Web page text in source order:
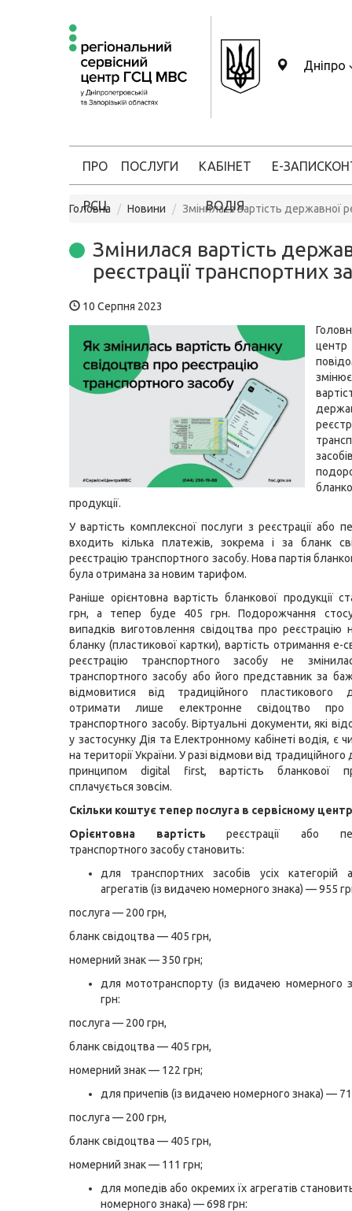
Дніпро
ПРО
РСЦ
ПОСЛУГИ КАБІНЕТ
ВОДІЯ
Е-ЗАПИС
Головна Новини Змінилася вартість державної
Змінилася вартість
реєстрації транспортних
10 Серпня 2023
продукції.
У вартість комплексної послуги з реєстрації або
входить кілька платежів, зокрема і за бланк
реєстрацію транспортного засобу. Нова партія
була отримана за новим тарифом.
Раніше орієнтовна вартість бланкової продукції
грн, а тепер буде 405 грн. Подорожчання
випадків виготовлення свідоцтва про реєстрацію
бланку (пластикової картки), вартість отримання е-
реєстрацію транспортного засобу не
транспортного засобу або його представник за
відмовитися від традиційного пластикового
отримати лише електронне свідоцтво про
транспортного засобу. Віртуальні документи, які
у застосунку Дія та Електронному кабінеті водія, є
на території України. У разі відмови від
принципом digital first, вартість бланкової
сплачується зовсім.
Скільки коштує тепер послуга в сервісному
Орієнтовна вартість реєстрації або
транспортного засобу становить:
для транспортних засобів усіх категорій
агрегатів (із видачею номерного знака) — 955
послуга — 200 грн,
бланк свідоцтва — 405 грн,
номерний знак — 350 грн;
для мототранспорту (із видачею номерного
грн:
послуга — 200 грн,
бланк свідоцтва — 405 грн,
номерний знак — 122 грн;
для причепів (із видачею номерного знака) —
послуга — 200 грн,
бланк свідоцтва — 405 грн,
номерний знак — 111 грн;
для мопедів або окремих їх агрегатів
номерного знака) — 698 грн: